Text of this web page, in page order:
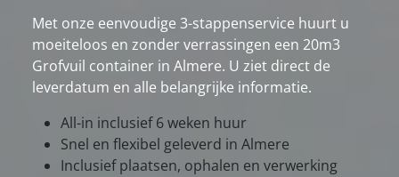
Met onze eenvoudige 3-stappenservice huurt u
moeiteloos en zonder verrassingen een 20m3
Grofvuil container in Almere. U ziet direct de
leverdatum en alle belangrijke informatie.
All-in inclusief 6 weken huur
Snel en flexibel geleverd in Almere
Inclusief plaatsen, ophalen en verwerking